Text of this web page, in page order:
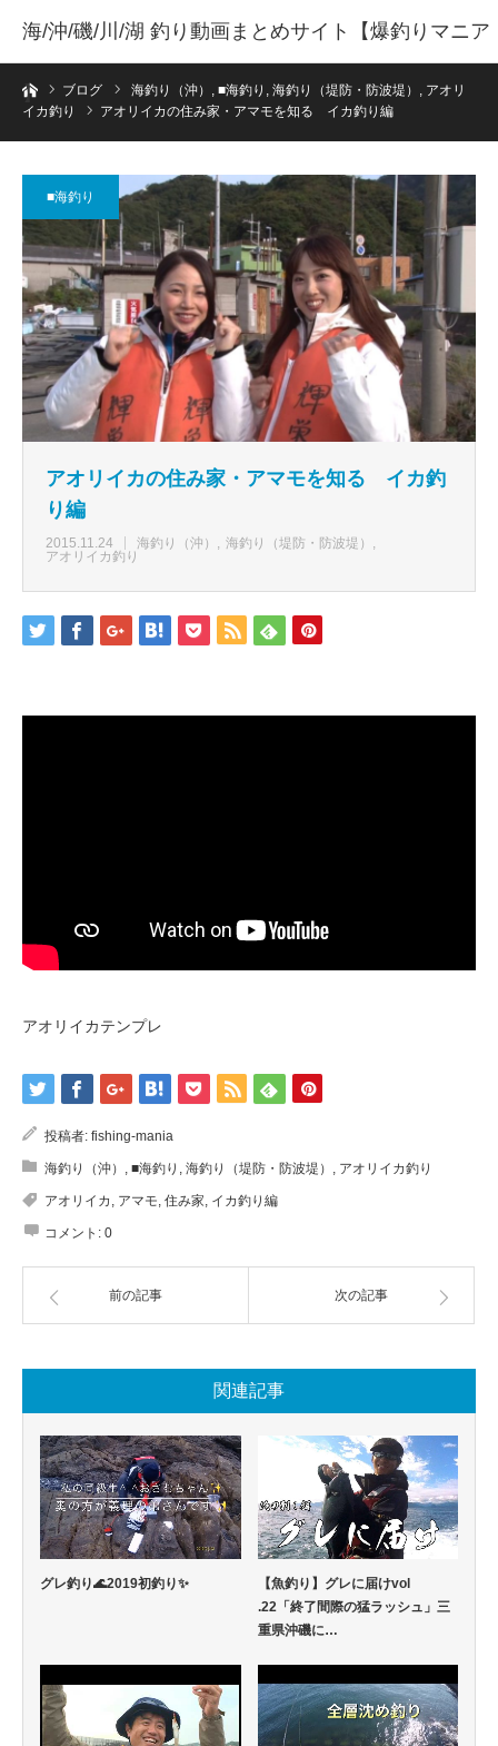
海/沖/磯/川/湖 釣り動画まとめサイト【爆釣りマニア
】ホームブログ 海釣り（沖） , ■海釣り , 海釣り（堤防・防波堤） , アオリ
イカ釣り
アオリイカの住み家・アマモを知る イカ釣り編
■海釣り
アオリイカの住み家・アマモを知る イカ釣
り編
2015.11.24 海釣り（沖）
海釣り（堤防・防波堤）
アオリイカ釣り
アオリイカテンプレ
投稿者: fishing-mania
海釣り（沖） , ■海釣り , 海釣り（堤防・防波堤） , アオリイカ釣り
アオリイカ , アマモ, 住み家, イカ釣り編
コメント: 0
前の記事 次の記事
関連記事
グレ釣り🌊2019初釣り✨
【魚釣り】グレに届けvol
.22「終了間際の猛ラッシュ」三
重県沖磯に…